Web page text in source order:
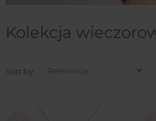
Kolekcja
Sort by: